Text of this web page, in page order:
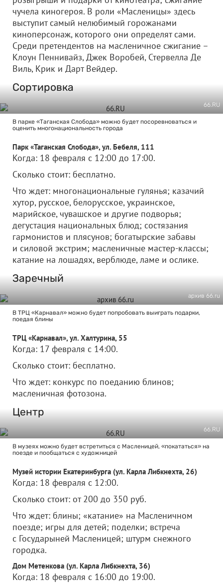
чучела киногероя. В роли «Масленицы» здесь
выступит самый нелюбимый горожанами
киноперсонаж, которого они определят сами.
Среди претендентов на масленичное сжигание –
Клоун Пеннивайз, Джек Воробей, Стервелла Де
Виль, Крик и Дарт Вейдер.
Сортировка
66.RU
В парке «Таганская Слобода» можно будет посоревноваться и
оценить многонациональность города
Парк «Таганская Слобода», ул. Бебеля, 111
Когда: 18 февраля с 12:00 до 17:00.
Сколько стоит: бесплатно.
Что ждет: многонациональные гулянья; казачий
хутор, русское, белорусское, украинское,
марийское, чувашское и другие подворья;
дегустация национальных блюд; состязания
гармонистов и плясунов; богатырские забавы
и силовой экстрим; масленичные мастер-классы;
катание на лошадях, верблюде, ламе и ослике.
Заречный
архив 66.ru
В ТРЦ «Карнавал» можно будет попробовать выиграть подарки,
поедая блины
ТРЦ «Карнавал», ул. Халтурина, 55
Когда: 17 февраля с 14:00.
Сколько стоит: бесплатно.
Что ждет: конкурс по поеданию блинов;
масленичная фотозона.
Центр
66.RU
В музеях можно будет встретиться с Масленицей, «покататься» на
поезде и пообщаться с художницей
Музей истории Екатеринбурга (ул. Карла Либкнехта, 26)
Когда: 18 февраля с 12:00.
Сколько стоит: от 200 до 350 руб.
Что ждет: блины; «катание» на Масленичном
поезде; игры для детей; поделки; встреча
с Государыней Масленицей; штурм снежного
городка.
Дом Метенкова (ул. Карла Либкнехта, 36)
Когда: 18 февраля с 16:00 до 19:00.